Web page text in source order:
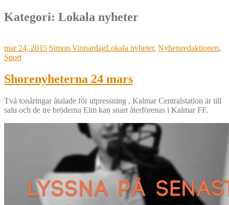
Kategori: Lokala nyheter
mar 24, 2015 Simon VinnardagLokala nyheter, Nyhetsredaktionen,
Sport
Shorenyheterna 24 mars
Två tonåringar åtalade för utpressning , Kalmar Centralstation är till
salu och de tre bröderna Elm kan snart återförenas i Kalmar FF.